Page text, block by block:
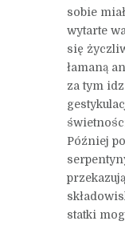
sobie
wytarte
się
łamaną
za tym
Później
statki